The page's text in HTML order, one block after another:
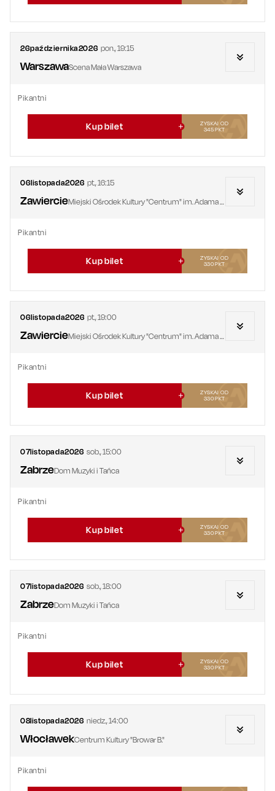
26października2026 pon.,19:15
WarszawaScena Mała Warszawa
Pikantni
Kup bilet
ZYSKAJ OD
345PKT
06listopada2026 pt.,16:15
Zawiercie Miejski Ośrodek Kultury "Centrum" im. Adama Mickiewicza
Pikantni
Kup bilet
ZYSKAJ OD
330PKT
06listopada2026 pt.,19:00
Zawiercie Miejski Ośrodek Kultury "Centrum" im. Adama Mickiewicza
Pikantni
Kup bilet
ZYSKAJ OD
330PKT
07listopada2026 sob.,15:00
ZabrzeDom Muzyki i Tańca
Pikantni
Kup bilet
ZYSKAJ OD
330PKT
07listopada2026 sob.,18:00
ZabrzeDom Muzyki i Tańca
Pikantni
Kup bilet
ZYSKAJ OD
330PKT
08listopada2026 niedz.,14:00
WłocławekCentrum Kultury "Browar B."
Pikantni